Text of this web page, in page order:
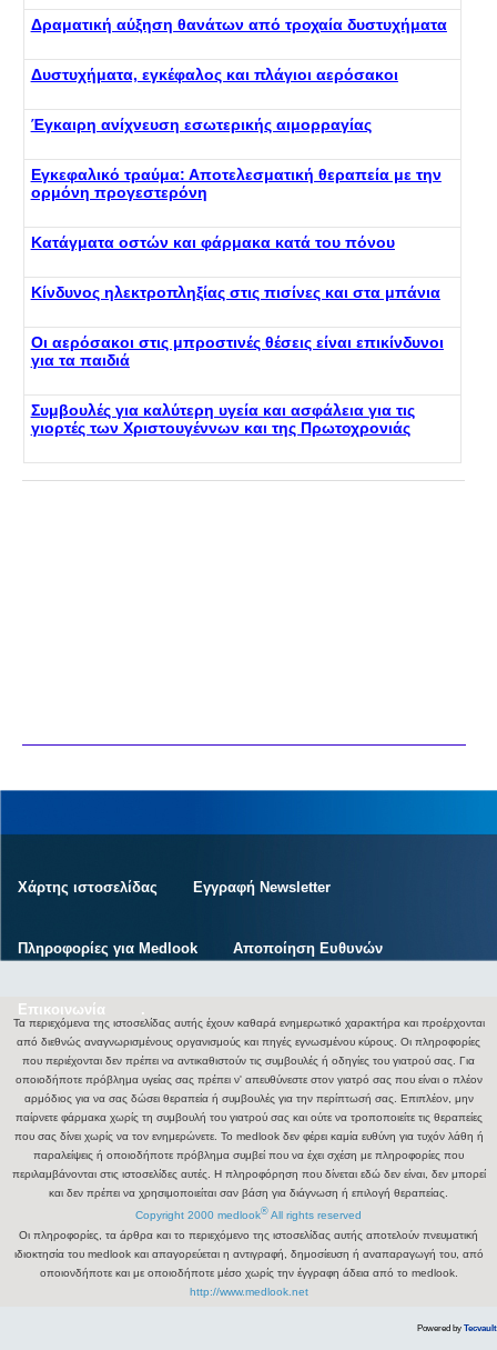
Δραματική αύξηση θανάτων από τροχαία δυστυχήματα
Δυστυχήματα, εγκέφαλος και πλάγιοι αερόσακοι
Έγκαιρη ανίχνευση εσωτερικής αιμορραγίας
Εγκεφαλικό τραύμα: Αποτελεσματική θεραπεία με την
ορμόνη προγεστερόνη
Κατάγματα οστών και φάρμακα κατά του πόνου
Κίνδυνος ηλεκτροπληξίας στις πισίνες και στα μπάνια
Οι αερόσακοι στις μπροστινές θέσεις είναι επικίνδυνοι
για τα παιδιά
Συμβουλές για καλύτερη υγεία και ασφάλεια για τις
γιορτές των Χριστουγέννων και της Πρωτοχρονιάς
Χάρτης ιστοσελίδας Εγγραφή Newsletter
Πληροφορίες για Medlook Αποποίηση Ευθυνών
Επικοινωνία .
Τα περιεχόμενα της ιστοσελίδας αυτής έχουν καθαρά ενημερωτικό χαρακτήρα και προέρχονται
από διεθνώς αναγνωρισμένους οργανισμούς και πηγές εγνωσμένου κύρους. Οι πληροφορίες
που περιέχονται δεν πρέπει να αντικαθιστούν τις συμβουλές ή οδηγίες του γιατρού σας. Για
οποιοδήποτε πρόβλημα υγείας σας πρέπει ν' απευθύνεστε στον γιατρό σας που είναι ο πλέον
αρμόδιος για να σας δώσει θεραπεία ή συμβουλές για την περίπτωσή σας. Επιπλέον, μην
παίρνετε φάρμακα χωρίς τη συμβουλή του γιατρού σας και ούτε να τροποποιείτε τις θεραπείες
που σας δίνει χωρίς να τον ενημερώνετε. Το medlook δεν φέρει καμία ευθύνη για τυχόν λάθη ή
παραλείψεις ή οποιοδήποτε πρόβλημα συμβεί που να έχει σχέση με πληροφορίες που
περιλαμβάνονται στις ιστοσελίδες αυτές. Η πληροφόρηση που δίνεται εδώ δεν είναι, δεν μπορεί
και δεν πρέπει να χρησιμοποιείται σαν βάση για διάγνωση ή επιλογή θεραπείας.
Copyright 2000 medlook® All rights reserved
Οι πληροφορίες, τα άρθρα και το περιεχόμενο της ιστοσελίδας αυτής αποτελούν πνευματική
ιδιοκτησία του medlook και απαγορεύεται η αντιγραφή, δημοσίευση ή αναπαραγωγή του, από
οποιονδήποτε και με οποιοδήποτε μέσο χωρίς την έγγραφη άδεια από το medlook.
http://www.medlook.net
Powered by Tecvault